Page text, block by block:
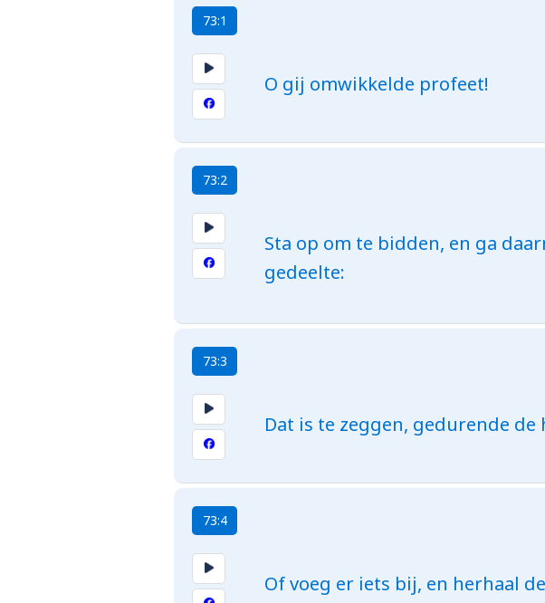
73:1
O gij omwikkelde profeet!
73:2
Sta op om te bidden, en ga
gedeelte:
73:3
Dat is te zeggen, gedurende
73:4
Of voeg er iets bij, en herhaal